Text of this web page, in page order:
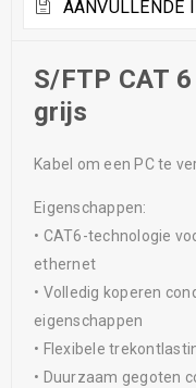
AANVULLENDE
S/FTP CAT
grijs
Kabel om een PC te
Eigenschappen:
• CAT6-technologie
ethernet
• Volledig koperen
eigenschappen
• Flexibele
• Duurzaam gegoten